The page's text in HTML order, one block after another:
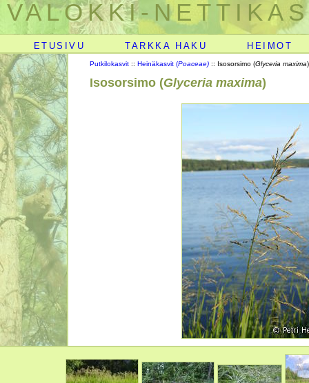
VALOKKI-
ETUSIVU TARKKA HAKU HEIMOT
Putkilokasvit :: Heinäkasvit (Poaceae) :: Isosorsimo (Glyceria maxima)
Isosorsimo (Glyceria maxima)